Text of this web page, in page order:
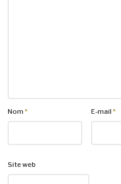
Nom* E-mail*
Site web